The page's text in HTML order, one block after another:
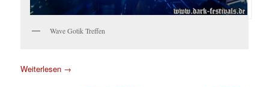
Wave Gotik Treffen
Weiterlesen →